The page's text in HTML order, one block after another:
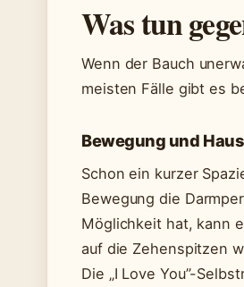
Was tun
Wenn der Bauch
meisten Fälle gibt es
Bewegung und
Schon ein kurzer
Bewegung die
Möglichkeit hat, kann
auf die Zehenspitzen
Die „I Love You”-